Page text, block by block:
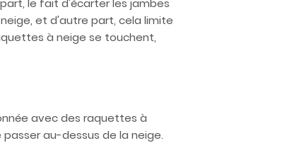
et d'autre part, cela limite
à neige se touchent,
avec des raquettes à
au-dessus de la neige.